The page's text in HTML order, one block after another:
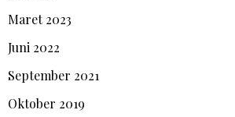
Maret 2023
Juni 2022
September 2021
Oktober 2019